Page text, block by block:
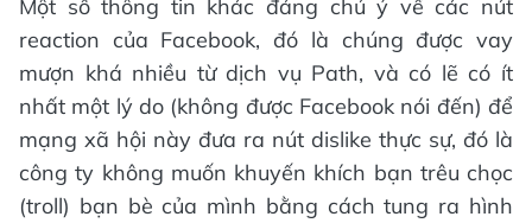
Một số thông tin khác đáng chú ý về các nút
reaction của Facebook, đó là chúng được vay
mượn khá nhiều từ dịch vụ Path, và có lẽ có ít
nhất một lý do (không được Facebook nói đến) để
mạng xã hội này đưa ra nút dislike thực sự, đó là
công ty không muốn khuyến khích bạn trêu chọc
(troll) bạn bè của mình bằng cách tung ra hình